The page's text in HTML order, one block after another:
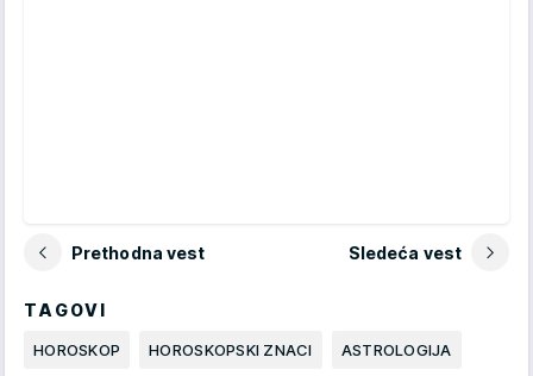
Prethodna vest Sledeća vest
TAGOVI
HOROSKOP HOROSKOPSKI ZNACI ASTROLOGIJA